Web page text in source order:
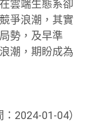
雲端生態系卻
爭浪潮，其實
勢，及早準
潮，期盼成為
：2024-01-04）